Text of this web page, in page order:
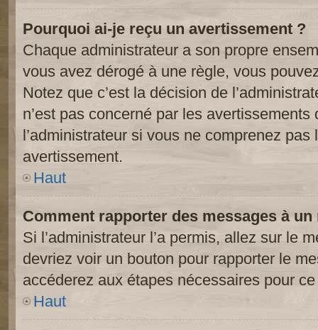
Pourquoi ai-je reçu un avertissement ?
Chaque administrateur a son propre
vous avez dérogé à une règle, vous
Notez que c’est la décision de
n’est pas concerné par les avertissements
l’administrateur si vous ne comprenez
avertissement.
Haut
Comment rapporter des messages à
Si l’administrateur l’a permis, allez sur le
devriez voir un bouton pour rapporter le
accéderez aux étapes nécessaires pour
Haut